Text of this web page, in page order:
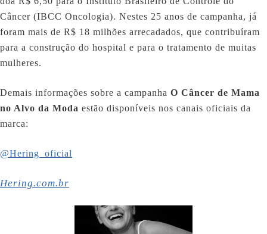
Câncer (IBCC Oncologia). Nestes 25 anos de campanha, já
foram mais de R$ 18 milhões arrecadados, que contribuíram
para a construção do hospital e para o tratamento de muitas
mulheres.
Demais informações sobre a campanha O Câncer de Mama
no Alvo da Moda estão disponíveis nos canais oficiais da
marca:
@Hering_oficial
Hering.com.br